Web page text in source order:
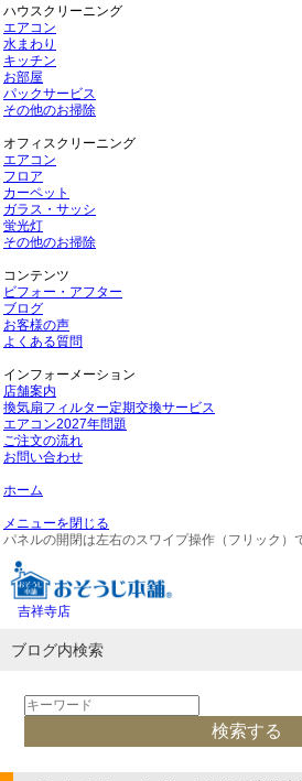
ハウスクリーニング
エアコン
水まわり
キッチン
お部屋
パックサービス
その他のお掃除
オフィスクリーニング
エアコン
フロア
カーペット
ガラス・サッシ
蛍光灯
その他のお掃除
コンテンツ
ビフォー・アフター
ブログ
お客様の声
よくある質問
インフォーメーション
店舗案内
換気扇フィルター定期交換サービス
エアコン2027年問題
ご注文の流れ
お問い合わせ
ホーム
メニューを閉じる
パネルの開閉は左右のスワイプ操作（フリック）
吉祥寺店
ブログ内検索